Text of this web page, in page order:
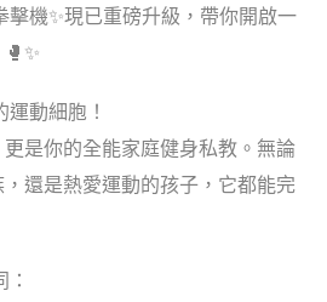
擊機✨現已重磅升級，帶你開啟一
動細胞！
是你的全能家庭健身私教。無論
還是熱愛運動的孩子，它都能完